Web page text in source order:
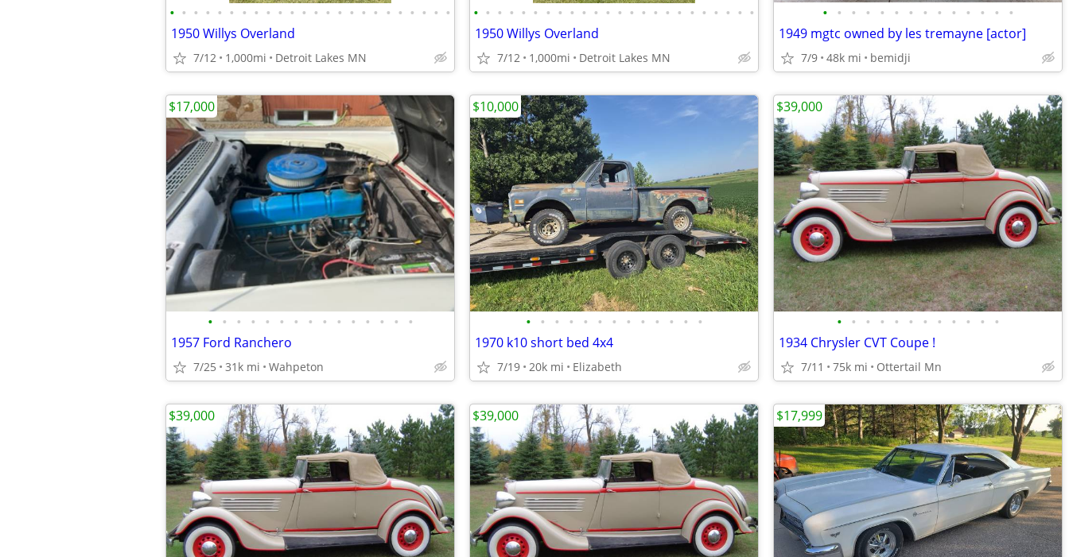
• • • • • • • • • • • • • • • • • • • • • • • •
1950 Willys Overland
7/12 1,000mi Detroit Lakes MN
• • • • • • • • • • • • • • • • • • • • • • • •
1950 Willys Overland
7/12 1,000mi Detroit Lakes MN
• • • • • • • • • • • • • •
1949 mgtc owned by les tremayne [actor]
7/9 48k mi bemidji
• • • • • • • • • • • • • • •
1957 Ford Ranchero
7/25 31k mi Wahpeton
$17,000
• • • • • • • • • • • • •
1970 k10 short bed 4x4
7/19 20k mi Elizabeth
$10,000
• • • • • • • • • • • •
1934 Chrysler CVT Coupe !
7/11 75k mi Ottertail Mn
$39,000
$39,000 $39,000 $17,999